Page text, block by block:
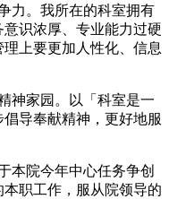
力。我所在的科室拥有
识浓厚、专业能力过硬
上要更加人性化、信息
神家园。以「科室是一
导奉献精神，更好地服
本院今年中心任务争创
职工作，服从院领导的